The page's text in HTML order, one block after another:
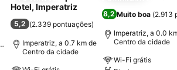
Hotel, Imperatriz
5,2 (2.339 pontuações)
Imperatriz, a 0.7 km de
Centro da cidade
8,2 Muito boa (2.913
Imperatriz, a 0.0
Centro da cidade
Wi-Fi grátis